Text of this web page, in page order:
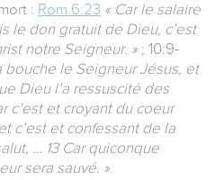
: Rom.6:23 « Car le salaire
le don gratuit de Dieu, c’est
notre Seigneur. » ; 10:9-
bouche le Seigneur Jésus, et
Dieu l’a ressuscité des
c’est et croyant du coeur
c’est et confessant de la
… 13 Car quiconque
sera sauvé. ».